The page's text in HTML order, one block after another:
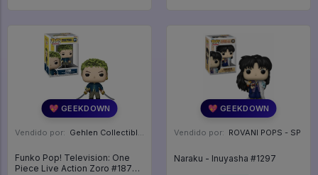
💖 GEEKDOWN
Vendido por: Gehlen Collectibles - RS
Funko Pop! Television: One
Piece Live Action Zoro #1879 -
💖 GEEKDOWN
Vendido por: ROVANI POPS - SP
Naraku - Inuyasha #1297